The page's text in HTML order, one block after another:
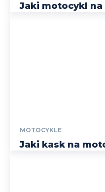
Jaki motocykl na
MOTOCYKLE
Jaki kask na